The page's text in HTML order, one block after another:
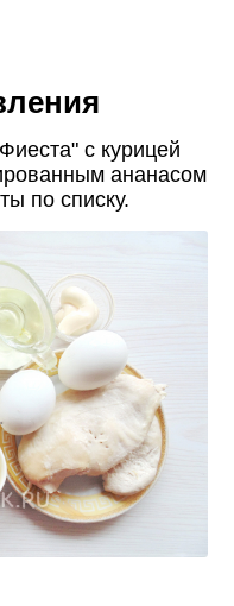
с курицей
ананасом
по списку.